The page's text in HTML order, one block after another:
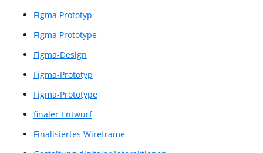
Dialogsystem
Digitale Assistenten
digitale Designs
digitale Erlebnisse
Digitale Navigation
digitale Plattform